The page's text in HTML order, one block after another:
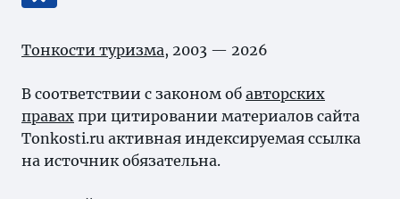
Тонкости туризма, 2003 — 2026
В соответствии с законом об авторских
правах при цитировании материалов сайта
Tonkosti.ru активная индексируемая ссылка
на источник обязательна.